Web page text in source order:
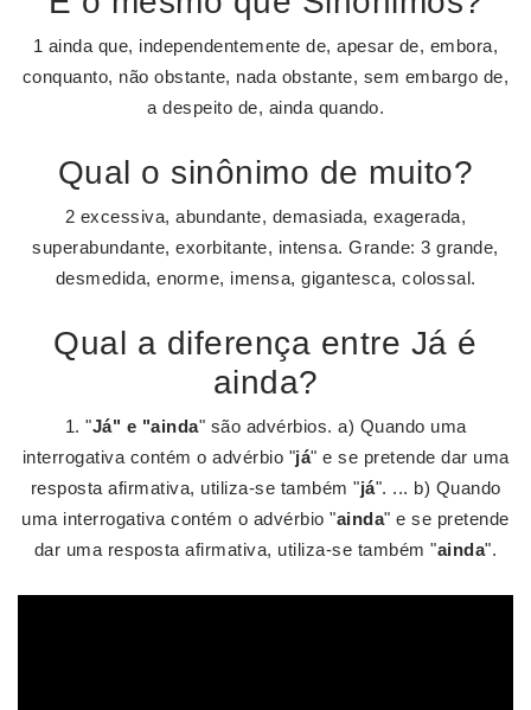
1 ainda que, independentemente de, apesar de, embora,
conquanto, não obstante, nada obstante, sem embargo de,
a despeito de, ainda quando.
Qual o sinônimo de muito?
2 excessiva, abundante, demasiada, exagerada,
superabundante, exorbitante, intensa. Grande: 3 grande,
desmedida, enorme, imensa, gigantesca, colossal.
Qual a diferença entre Já é
ainda?
1. "Já" e "ainda" são advérbios. a) Quando uma
interrogativa contém o advérbio "já" e se pretende dar uma
resposta afirmativa, utiliza-se também "já". ... b) Quando
uma interrogativa contém o advérbio "ainda" e se pretende
dar uma resposta afirmativa, utiliza-se também "ainda".